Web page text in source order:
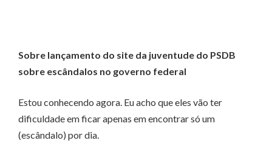
Sobre lançamento do site da juventude do PSDB
sobre escândalos no governo federal
Estou conhecendo agora. Eu acho que eles vão ter
dificuldade em ficar apenas em encontrar só um
(escândalo) por dia.